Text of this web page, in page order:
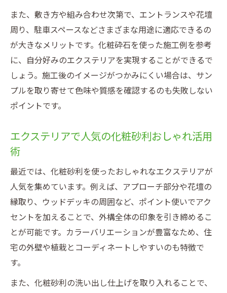
また、敷き方や組み合わせ次第で、エントランスや花壇
周り、駐車スペースなどさまざまな用途に適応できるの
が大きなメリットです。化粧砕石を使った施工例を参考
に、自分好みのエクステリアを実現することができるで
しょう。施工後のイメージがつかみにくい場合は、サン
プルを取り寄せて色味や質感を確認するのも失敗しない
ポイントです。
エクステリアで人気の化粧砂利おしゃれ活用
術
最近では、化粧砂利を使ったおしゃれなエクステリアが
人気を集めています。例えば、アプローチ部分や花壇の
縁取り、ウッドデッキの周囲など、ポイント使いでアク
セントを加えることで、外構全体の印象を引き締めるこ
とが可能です。カラーバリエーションが豊富なため、住
宅の外壁や植栽とコーディネートしやすいのも特徴で
す。
また、化粧砂利の洗い出し仕上げを取り入れることで、